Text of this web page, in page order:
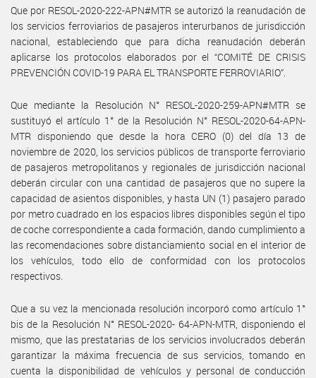
Que por RESOL-2020-222-APN#MTR se autorizó la reanudación de
los servicios ferroviarios de pasajeros interurbanos de jurisdicción
nacional, estableciendo que para dicha reanudación deberán
aplicarse los protocolos elaborados por el “COMITÉ DE CRISIS
PREVENCIÓN COVID-19 PARA EL TRANSPORTE FERROVIARIO”.
Que mediante la Resolución N° RESOL-2020-259-APN#MTR se
sustituyó el artículo 1° de la Resolución N° RESOL-2020-64-APN-
MTR disponiendo que desde la hora CERO (0) del día 13 de
noviembre de 2020, los servicios públicos de transporte ferroviario
de pasajeros metropolitanos y regionales de jurisdicción nacional
deberán circular con una cantidad de pasajeros que no supere la
capacidad de asientos disponibles, y hasta UN (1) pasajero parado
por metro cuadrado en los espacios libres disponibles según el tipo
de coche correspondiente a cada formación, dando cumplimiento a
las recomendaciones sobre distanciamiento social en el interior de
los vehículos, todo ello de conformidad con los protocolos
respectivos.
Que a su vez la mencionada resolución incorporó como artículo 1°
bis de la Resolución N° RESOL-2020- 64-APN-MTR, disponiendo el
mismo, que las prestatarias de los servicios involucrados deberán
garantizar la máxima frecuencia de sus servicios, tomando en
cuenta la disponibilidad de vehículos y personal de conducción